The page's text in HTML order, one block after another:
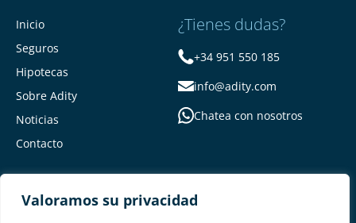
Valoramos su privacidad
Inicio
Seguros
Hipotecas
Sobre Adity
Noticias
Contacto
¿Tienes dudas?
+34 951 550 185
info@adity.com
Chatea con nosotros